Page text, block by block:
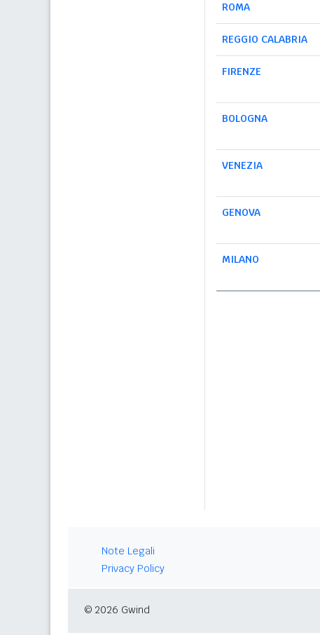
ROMA
REGGIO CALABRIA
FIRENZE
BOLOGNA
VENEZIA
GENOVA
MILANO
Note Legali
Privacy Policy
© 2026 Gwind